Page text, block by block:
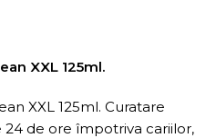
XXL 125ml.
XXL 125ml. Curatare
24 de ore împotriva cariilor,